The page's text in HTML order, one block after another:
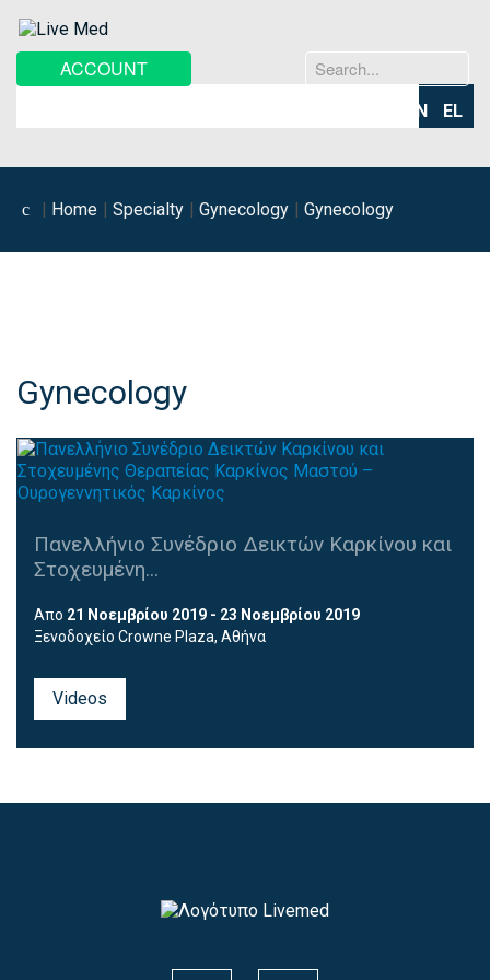
ACCOUNT
EN EL
Home Specialty Gynecology Gynecology
Gynecology
Πανελλήνιο Συνέδριο Δεικτών Καρκίνου και
Στοχευμένη...
Απο 21 Νοεμβρίου 2019 - 23 Νοεμβρίου 2019
Ξενοδοχείο Crowne Plaza, Αθήνα
Videos